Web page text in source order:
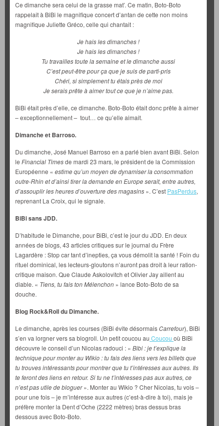
Ce dimanche sera celui de la grasse mat’. Ce matin, Boto-Boto
rappelait à BiBi le magnifique concert d’antan de cette non moins
magnifique Juliette Gréco, celle qui chantait :
Je hais les dimanches !
Je hais les dimanches !
Tu travailles toute la semaine et le dimanche aussi
C’est peut-être pour ça que je suis de parti-pris
Chéri, si simplement tu étais près de moi
Je serais prête à aimer tout ce que je n’aime pas.
BiBi était près d’elle, ce dimanche. Boto-Boto était donc prête à aimer
– exceptionnellement – tout… ce qu’elle aimait.
Dimanche et Barroso.
Du dimanche, José Manuel Barroso en a parlé bien avant BiBi. Selon
le Financial Timesde mardi 23 mars, le président de la Commission
Européenne « estime qu’un moyen de dynamiser la consommation
outre-Rhin et d’ainsi tirer la demande en Europe serait, entre autres,
d’assouplir les heures d’ouverture des magasins ». C’est PasPerdus,
reprenant La Croix, qui le signale.
BiBi sans JDD.
D’habitude le Dimanche, pour BiBi, c’est le jour du JDD. En deux
années de blogs, 43 articles critiques sur le journal du Frère
Lagardère : Stop car tant d’inepties, ça vous démolit la santé ! Foin du
rituel dominical, les lecteurs-gloutons n’auront pas droit à leur ration-
critique maison. Que Claude Askolovitch et Olivier Jay aillent au
diable. « Tiens, tu fais ton Mélenchon » lance Boto-Boto de sa
douche.
Blog Rock&Roll du Dimanche.
Le dimanche, après les courses (BiBi évite désormaisCarrefour), BiBi
s’en va lorgner vers sa blogroll. Un petit coucou au Coucou où BiBi
découvre le conseil d’un Nicolas radouci : « Bibi : je t’explique la
technique pour monter au Wikio : tu fais des liens vers les billets que
tu trouves intéressants pour montrer que tu t’intéresses aux autres. Ils
te feront des liens en retour. Si tu ne t’intéresses pas aux autres, ce
n’est pas utile de bloguer». Monter au Wikio ? Cher Nicolas, tu vois –
pour une fois – je m’intéresse aux autres (c’est-à-dire à toi), mais je
préfère monter la Dent d’Oche (2222 mètres) bras dessus bras
dessous avec Boto-Boto.